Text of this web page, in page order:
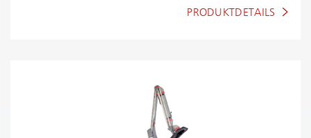
PRODUKTDETAILS